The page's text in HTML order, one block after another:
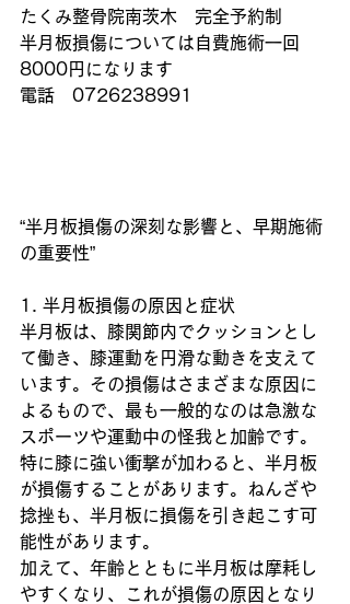
たくみ整骨院南茨木　完全予約制
半月板損傷については自費施術一回
8000円になります
電話　0726238991
“半月板損傷の深刻な影響と、早期施術
の重要性”
1. 半月板損傷の原因と症状
半月板は、膝関節内でクッションとし
て働き、膝運動を円滑な動きを支えて
います。その損傷はさまざまな原因に
よるもので、最も一般的なのは急激な
スポーツや運動中の怪我と加齢です。
特に膝に強い衝撃が加わると、半月板
が損傷することがあります。ねんざや
捻挫も、半月板に損傷を引き起こす可
能性があります。
加えて、年齢とともに半月板は摩耗し
やすくなり、これが損傷の原因となり